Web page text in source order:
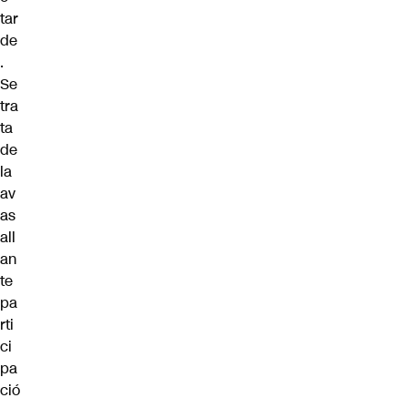
tar
de
.
Se
tra
ta
de
la
av
as
all
an
te
pa
rti
ci
pa
ció